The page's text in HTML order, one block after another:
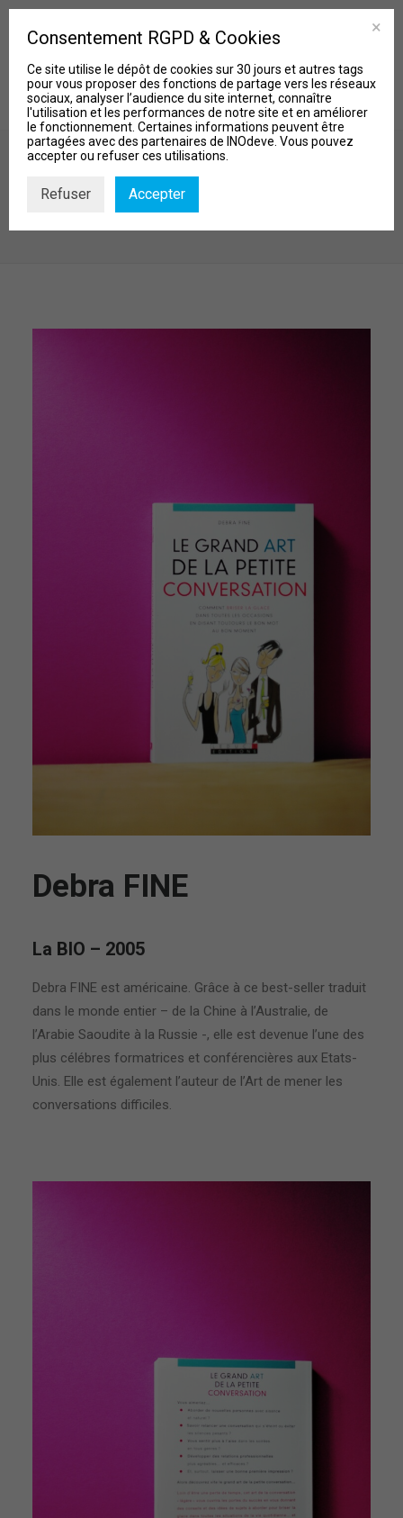
MISSIONS
Qui sommes-nous?
Contact
LE GRAND ART DE LA PETITE CONVERSATION
Accueil
Debra FINE
La BIO – 2005
Debra FINE est américaine. Grâce à ce best-seller traduit
dans le monde entier – de la Chine à l’Australie, de
l’Arabie Saoudite à la Russie -, elle est devenue l’une des
plus célébres formatrices et conférencières aux Etats-
Unis. Elle est également l’auteur de l’Art de mener les
conversations difficiles.
Consentement RGPD & Cookies
Ce site utilise le dépôt de cookies sur 30 jours et autres tags
pour vous proposer des fonctions de partage vers les réseaux
sociaux, analyser l’audience du site internet, connaître
l'utilisation et les performances de notre site et en améliorer
le fonctionnement. Certaines informations peuvent être
partagées avec des partenaires de INOdeve. Vous pouvez
accepter ou refuser ces utilisations.
Refuser Accepter